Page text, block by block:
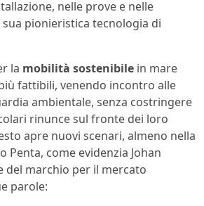
nelle prove e nelle
pionieristica tecnologia di
la mobilità sostenibile in mare
fattibili, venendo incontro alle
ambientale, senza costringere
rinunce sul fronte dei loro
apre nuovi scenari, almeno nella
Penta, come evidenzia Johan
del marchio per il mercato
parole: